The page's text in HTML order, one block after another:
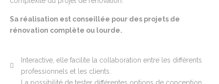
Sa réalisation est conseillée pour des projets de
rénovation complète ou lourde.
Interactive, elle facilite la collaboration entre les différents
professionnels et les clients.